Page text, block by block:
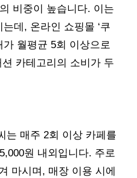
비중이 높습니다. 이는
데, 온라인 쇼핑몰 ‘쿠
가 월평균 5회 이상으로
카테고리의 소비가 두
는 매주 2회 이상 카페를
원 내외입니다. 주로
마시며, 매장 이용 시에